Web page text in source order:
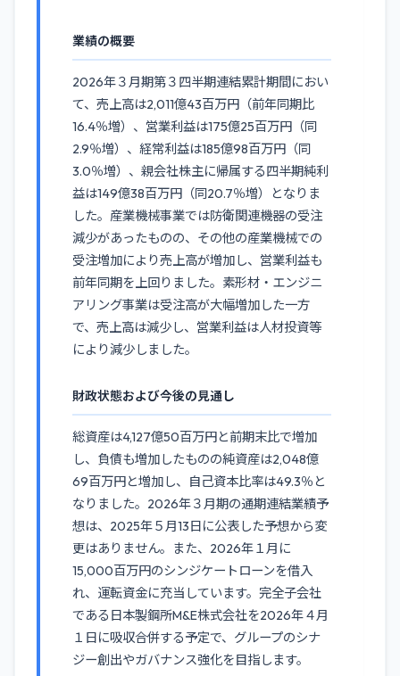
業績の概要
2026年３月期第３四半期連結累計期間におい
て、売上高は2,011億43百万円（前年同期比
16.4％増）、営業利益は175億25百万円（同
2.9％増）、経常利益は185億98百万円（同
3.0％増）、親会社株主に帰属する四半期純利
益は149億38百万円（同20.7％増）となりま
した。産業機械事業では防衛関連機器の受注
減少があったものの、その他の産業機械での
受注増加により売上高が増加し、営業利益も
前年同期を上回りました。素形材・エンジニ
アリング事業は受注高が大幅増加した一方
で、売上高は減少し、営業利益は人材投資等
により減少しました。
財政状態および今後の見通し
総資産は4,127億50百万円と前期末比で増加
し、負債も増加したものの純資産は2,048億
69百万円と増加し、自己資本比率は49.3％と
なりました。2026年３月期の通期連結業績予
想は、2025年５月13日に公表した予想から変
更はありません。また、2026年１月に
15,000百万円のシンジケートローンを借入
れ、運転資金に充当しています。完全子会社
である日本製鋼所M&E株式会社を2026年４月
１日に吸収合併する予定で、グループのシナ
ジー創出やガバナンス強化を目指します。